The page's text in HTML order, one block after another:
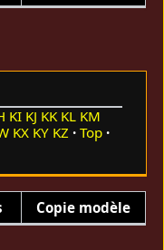
KI KJ KK KL KM
KX KY KZ
Top
Copie modèle